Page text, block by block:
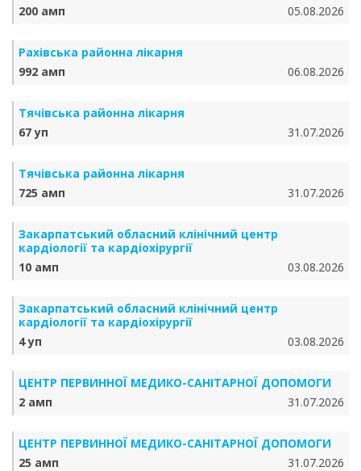
200 амп
05.08.2026
Рахівська районна лікарня
992 амп
06.08.2026
Тячівська районна лікарня
67 уп
31.07.2026
Тячівська районна лікарня
725 амп
31.07.2026
Закарпатський обласний клінічний центр
кардіології та кардіохірургії
10 амп
03.08.2026
Закарпатський обласний клінічний центр
кардіології та кардіохірургії
4 уп
03.08.2026
ЦЕНТР ПЕРВИННОЇ МЕДИКО-САНІТАРНОЇ ДОПОМОГИ
2 амп
31.07.2026
ЦЕНТР ПЕРВИННОЇ МЕДИКО-САНІТАРНОЇ ДОПОМОГИ
25 амп
31.07.2026